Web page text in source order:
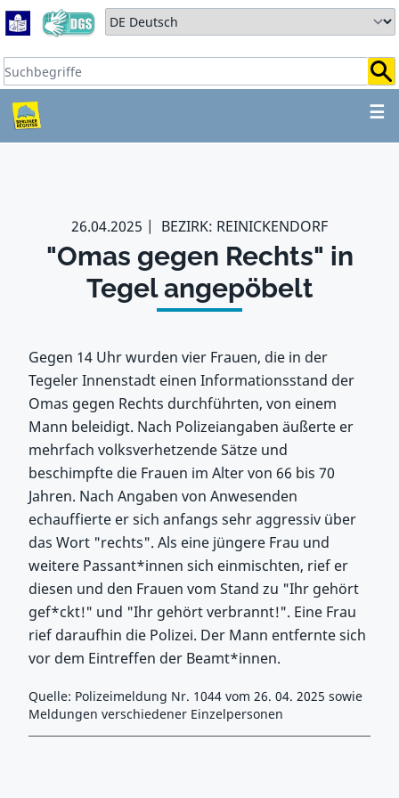
Zum Hauptbereich springen
Zum Hauptmenü springen
Sprache auswählen:
Suchbegriffe:
☰
ZUM HAUPTBEREICH
26.04.2025 BEZIRK: REINICKENDORF
"Omas gegen Rechts" in
Tegel angepöbelt
Gegen 14 Uhr wurden vier Frauen, die in der
Tegeler Innenstadt einen Informationsstand der
Omas gegen Rechts durchführten, von einem
Mann beleidigt. Nach Polizeiangaben äußerte er
mehrfach volksverhetzende Sätze und
beschimpfte die Frauen im Alter von 66 bis 70
Jahren. Nach Angaben von Anwesenden
echauffierte er sich anfangs sehr aggressiv über
das Wort "rechts". Als eine jüngere Frau und
weitere Passant*innen sich einmischten, rief er
diesen und den Frauen vom Stand zu "Ihr gehört
gef*ckt!" und "Ihr gehört verbrannt!". Eine Frau
rief daraufhin die Polizei. Der Mann entfernte sich
vor dem Eintreffen der Beamt*innen.
Quelle: Polizeimeldung Nr. 1044 vom 26. 04. 2025 sowie
Meldungen verschiedener Einzelpersonen